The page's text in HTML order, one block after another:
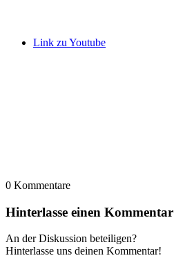
Link zu Youtube
0 Kommentare
Hinterlasse einen Kommentar
An der Diskussion beteiligen?
Hinterlasse uns deinen Kommentar!